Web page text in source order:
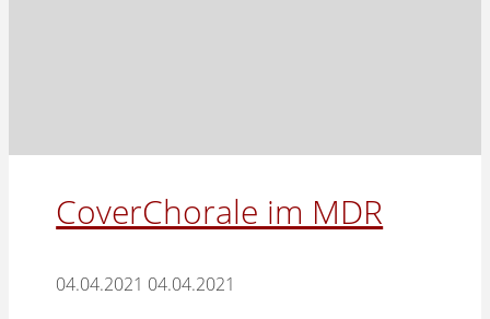
CoverChorale im MDR
04.04.2021 04.04.2021